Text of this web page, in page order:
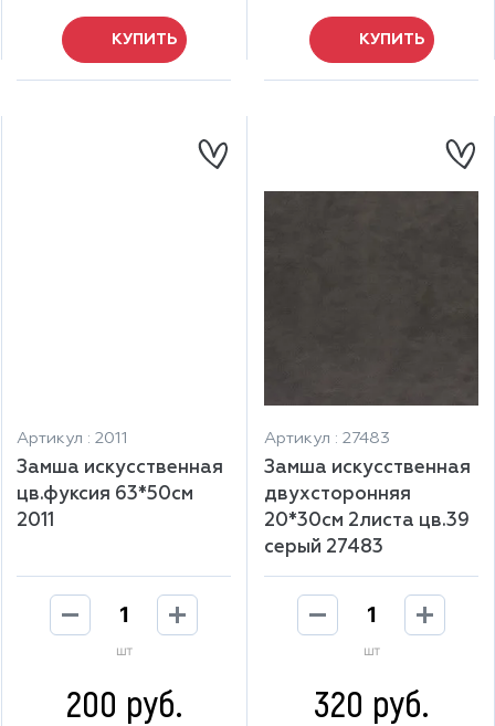
КУПИТЬ КУПИТЬ
Артикул : 2011
Замша искусственная
цв.фуксия 63*50см
2011
шт
200 руб.
Артикул : 27483
Замша искусственная
двухсторонняя
20*30см 2листа цв.39
серый 27483
шт
320 руб.